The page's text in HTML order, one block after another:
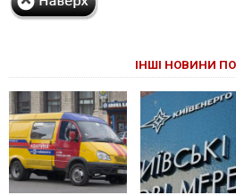
ІНШІ НОВИНИ ПО